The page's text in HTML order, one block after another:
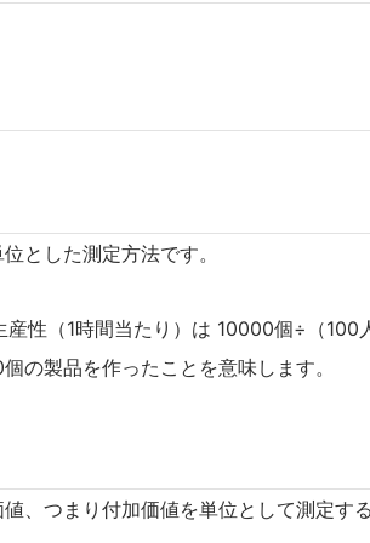
とした測定方法です。
性（1時間当たり）は 10000個÷（100
の製品を作ったことを意味します。
、つまり付加価値を単位として測定す